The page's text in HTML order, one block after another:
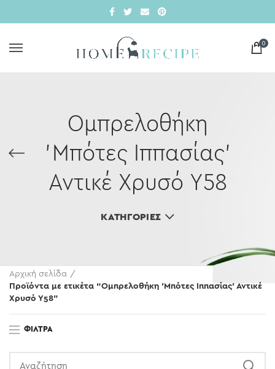
0
Ομπρελοθήκη
'Μπότες Ιππασίας'
Αντικέ Χρυσό Υ58
ΚΑΤΗΓΟΡΊΕΣ
Αρχική σελίδα
Προϊόντα με ετικέτα “Ομπρελοθήκη 'Μπότες Ιππασίας' Αντικέ
Χρυσό Υ58”
ΦΊΛΤΡΑ